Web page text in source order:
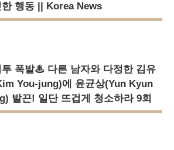
한 행동 || Korea News
폭발♨ 다른 남자와 다정한 김유
You-jung)에 윤균상(Yun Kyun
발끈! 일단 뜨겁게 청소하라 9회